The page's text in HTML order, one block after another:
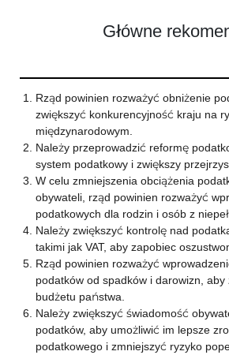
Główne
Rząd powinien rozważyć obniżenie
zwiększyć konkurencyjność kraju na
międzynarodowym.
Należy przeprowadzić reformę
system podatkowy i zwiększy
W celu zmniejszenia obciążenia
obywateli, rząd powinien rozważyć
podatkowych dla rodzin i osób z
Należy zwiększyć kontrolę nad
takimi jak VAT, aby zapobiec
Rząd powinien rozważyć
podatków od spadków i darowizn, aby
budżetu państwa.
Należy zwiększyć świadomość
podatków, aby umożliwić im lepsze
podatkowego i zmniejszyć ryzyko